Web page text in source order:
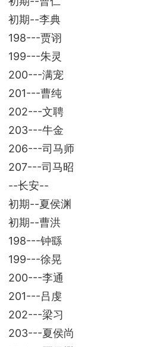
初期--李典
198---贾诩
199---朱灵
200---满宠
201---曹纯
202---文聘
203---牛金
206---司马师
207---司马昭
--长安--
初期--夏侯渊
初期--曹洪
198---钟繇
199---徐晃
200---李通
201---吕虔
202---梁习
203---夏侯尚